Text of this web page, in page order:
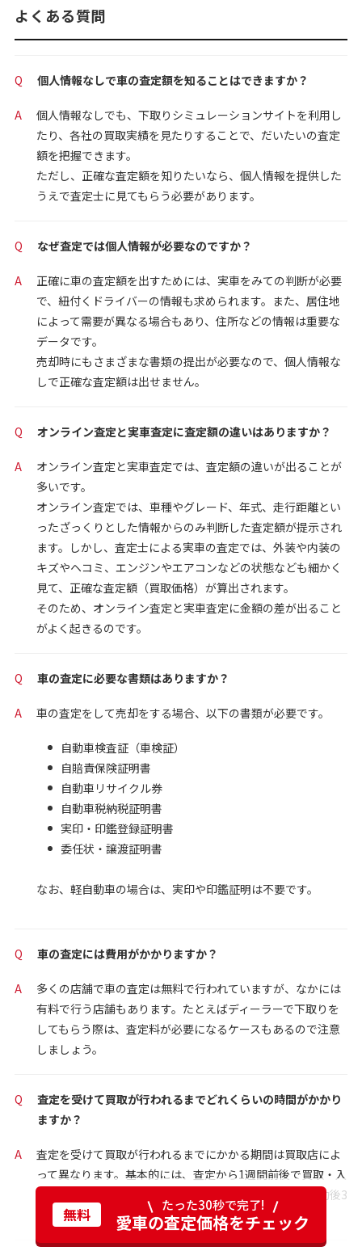
よくある質問
Q 個人情報なしで車の査定額を知ることはできますか？
A
個人情報なしでも、下取りシミュレーションサイトを利用し
たり、各社の買取実績を見たりすることで、だいたいの査定
額を把握できます。
ただし、正確な査定額を知りたいなら、個人情報を提供した
うえで査定士に見てもらう必要があります。
Q なぜ査定では個人情報が必要なのですか？
A
正確に車の査定額を出すためには、実車をみての判断が必要
で、紐付くドライバーの情報も求められます。また、居住地
によって需要が異なる場合もあり、住所などの情報は重要な
データです。
売却時にもさまざまな書類の提出が必要なので、個人情報な
しで正確な査定額は出せません。
Q オンライン査定と実車査定に査定額の違いはありますか？
A
オンライン査定と実車査定では、査定額の違いが出ることが
多いです。
オンライン査定では、車種やグレード、年式、走行距離とい
ったざっくりとした情報からのみ判断した査定額が提示され
ます。しかし、査定士による実車の査定では、外装や内装の
キズやヘコミ、エンジンやエアコンなどの状態なども細かく
見て、正確な査定額（買取価格）が算出されます。
そのため、オンライン査定と実車査定に金額の差が出ること
がよく起きるのです。
Q 車の査定に必要な書類はありますか？
A 車の査定をして売却をする場合、以下の書類が必要です。
自動車検査証（車検証）
自賠責保険証明書
自動車リサイクル券
自動車税納税証明書
実印・印鑑登録証明書
委任状・譲渡証明書
なお、軽自動車の場合は、実印や印鑑証明は不要です。
Q 車の査定には費用がかかりますか？
A
多くの店舗で車の査定は無料で行われていますが、なかには
有料で行う店舗もあります。たとえばディーラーで下取りを
してもらう際は、査定料が必要になるケースもあるので注意
しましょう。
Q
査定を受けて買取が行われるまでどれくらいの時間がかかり
ますか？
A
査定を受けて買取が行われるまでにかかる期間は買取店によ
って異なります。基本的には、査定から1週間前後で買取・入
金となるでしょう。なお、当社カーセブンの場合は、契約後3
営業日以内に振り込みをしています。
無料 たった30秒で完了!
愛車の査定価格をチェック